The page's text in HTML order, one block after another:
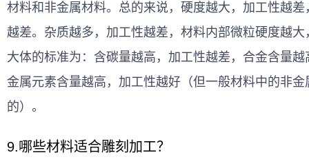
材料和非金属材料。总的来说，硬度越大，加工性越
越差。杂质越多，加工性越差，材料内部微粒硬度越
大体的标准为：含碳量越高，加工性越差，合金含量
金属元素含量越高，加工性越好（但一般材料中的非
的）。
9.哪些材料适合雕刻加工？